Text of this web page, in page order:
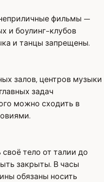
фильмы —
и боулинг-клубов
и танцы запрещены.
залов, центров музыки
задач
можно сходить в
тело от талии до
закрыты. В часы
обязаны носить